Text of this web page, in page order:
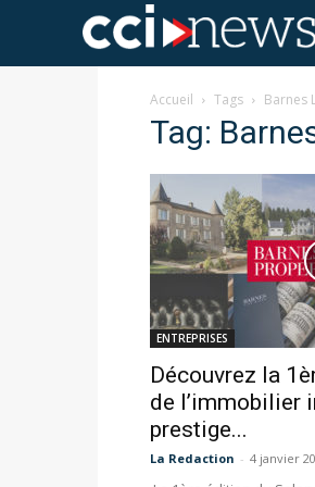
Accueil Tags Barnes
Tag:
ENTREPRISES
Découvrez la
de l’immobilier
prestige...
La Redaction - 4 janvier